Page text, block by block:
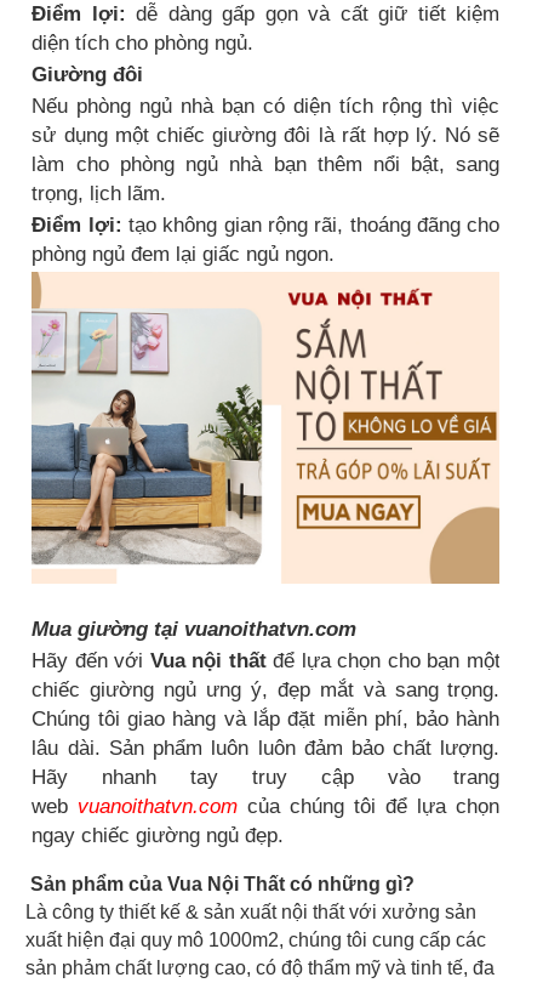
Điểm lợi: dễ dàng gấp gọn và cất giữ tiết kiệm
diện tích cho phòng ngủ.
Giường đôi
Nếu phòng ngủ nhà bạn có diện tích rộng thì việc
sử dụng một chiếc giường đôi là rất hợp lý. Nó sẽ
làm cho phòng ngủ nhà bạn thêm nổi bật, sang
trọng, lịch lãm.
Điểm lợi: tạo không gian rộng rãi, thoáng đãng cho
phòng ngủ đem lại giấc ngủ ngon.
Mua giường tại vuanoithatvn.com
Hãy đến với Vua nội thấtđể lựa chọn cho bạn một
chiếc giường ngủ ưng ý, đẹp mắt và sang trọng.
Chúng tôi giao hàng và lắp đặt miễn phí, bảo hành
lâu dài. Sản phẩm luôn luôn đảm bảo chất lượng.
Hãy nhanh tay truy cập vào trang
web vuanoithatvn.com của chúng tôi để lựa chọn
ngay chiếc giường ngủ đẹp.
Sản phẩm của Vua Nội Thất có những gì?
Là công ty thiết kế & sản xuất nội thất với xưởng sản
xuất hiện đại quy mô 1000m2, chúng tôi cung cấp các
sản phảm chất lượng cao, có độ thẩm mỹ và tinh tế, đa